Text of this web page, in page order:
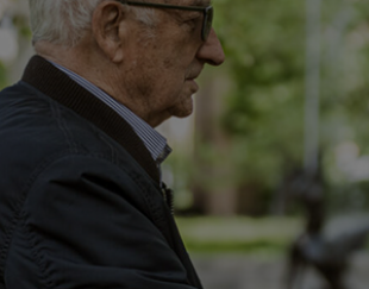
Führungen & Preise
Anfahrt
Barrierefreiheit
Vermietung Tagungsräume
Anfragen und Recherchen
Museum